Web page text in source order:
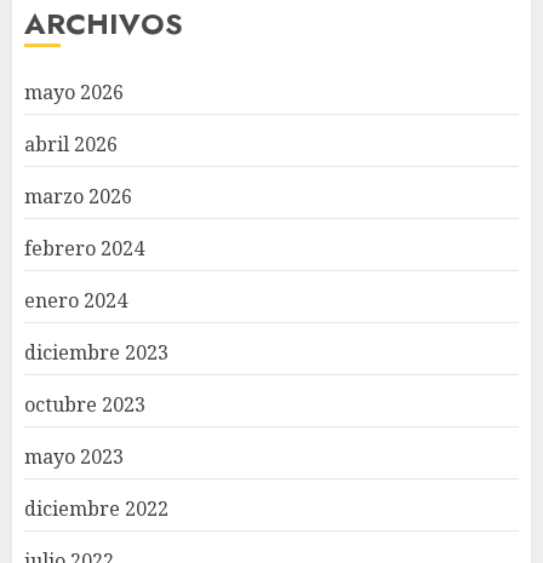
ARCHIVOS
mayo 2026
abril 2026
marzo 2026
febrero 2024
enero 2024
diciembre 2023
octubre 2023
mayo 2023
diciembre 2022